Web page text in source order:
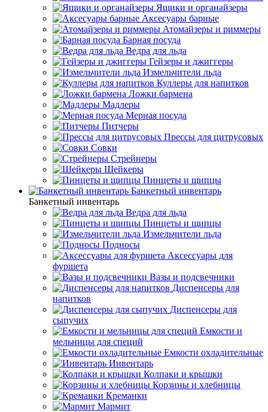
Ящики и органайзеры
Аксесуары барные
Атомайзеры и риммеры
Барная посуда
Ведра для льда
Гейзеры и джиггеры
Измельчители льда
Куллеры для напитков
Ложки бармена
Мадлеры
Мерная посуда
Питчеры
Прессы для цитрусовых
Совки
Стрейнеры
Шейкеры
Пинцеты и щипцы
Банкетный инвентарь
Банкетный инвентарь
Ведра для льда
Пинцеты и щипцы
Измельчители льда
Подносы
Аксессуары для
фуршета
Вазы и подсвечники
Диспенсеры для
напитков
Диспенсеры для
сыпучих
Емкости и
мельницы для специй
Емкости охладительные
Инвентарь
Колпаки и крышки
Корзины и хлебницы
Креманки
Мармит